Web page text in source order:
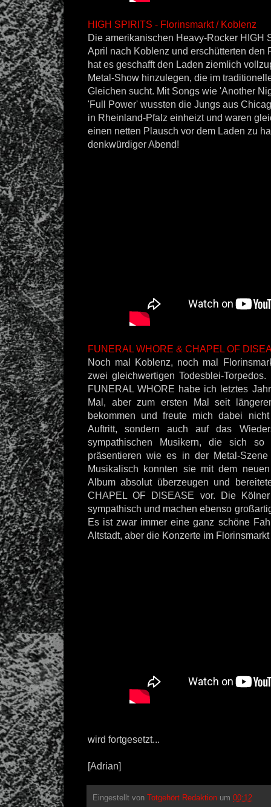
HIGH SPIRITS - Florinsmarkt / Koblenz
Die amerikanischen Heavy-Rocker HIGH
April nach Koblenz und erschütterten den
hat es geschafft den Laden ziemlich
Metal-Show hinzulegen, die im
Gleichen sucht. Mit Songs wie 'Another
'Full Power' wussten die Jungs aus
in Rheinland-Pfalz einheizt und waren
einen netten Plausch vor dem Laden zu
denkwürdiger Abend!
FUNERAL WHORE & CHAPEL OF
Noch mal Koblenz, noch mal
zwei gleichwertigen Todesblei-
FUNERAL WHORE habe ich letztes
Mal, aber zum ersten Mal seit
bekommen und freute mich dabei
Auftritt, sondern auch auf das
sympathischen Musikern, die sich so
präsentieren wie es in der Metal-
Musikalisch konnten sie mit dem
Album absolut überzeugen und
CHAPEL OF DISEASE vor. Die
sympathisch und machen ebenso
Es ist zwar immer eine ganz schöne
Altstadt, aber die Konzerte im
wird fortgesetzt...
[Adrian]
Eingestellt von Totgehört Redaktion um 00:12